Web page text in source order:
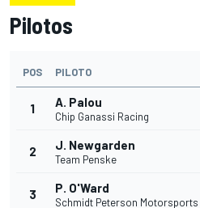
Pilotos
POS PILOTO
1 A. Palou
Chip Ganassi Racing
2 J. Newgarden
Team Penske
3 P. O'Ward
Schmidt Peterson Motorsports